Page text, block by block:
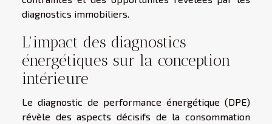
diagnostics immobiliers.
L'impact des diagnostics
énergétiques sur la conception
intérieure
Le diagnostic de performance énergétique (DPE)
révèle des aspects décisifs de la consommation